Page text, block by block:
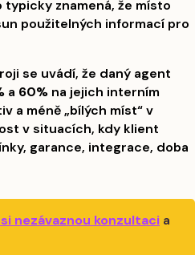
typicky znamená, že místo
použitelných informací pro
se uvádí, že daný agent
a 60% na jejich interním
a méně „bílých míst“ v
v situacích, kdy klient
garance, integrace, doba
nezávaznou konzultaci a